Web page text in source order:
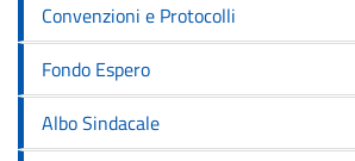
Convenzioni e Protocolli
Fondo Espero
Albo Sindacale